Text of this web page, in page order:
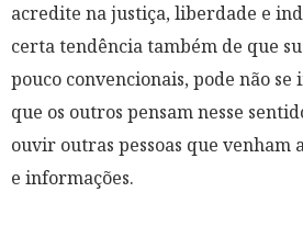
acredite na justiça, liberdade e
certa tendência também de que
pouco convencionais, pode não
que os outros pensam nesse
ouvir outras pessoas que venham
e informações.